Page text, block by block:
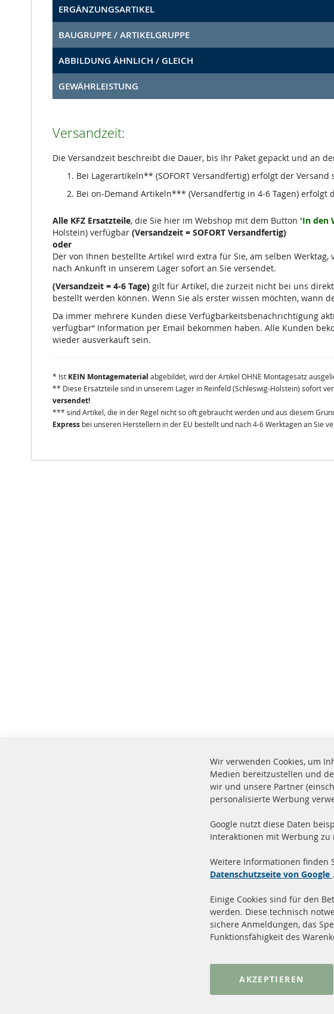
ERGÄNZUNGSARTIKEL
BAUGRUPPE / ARTIKELGRUPPE
ABBILDUNG ÄHNLICH / GLEICH
GEWÄHRLEISTUNG
Versandzeit:
Die Versandzeit beschreibt die Dauer, bis Ihr Paket gepackt und an
Bei Lagerartikeln** (SOFORT Versandfertig) erfolgt der
Bei on-Demand Artikeln*** (Versandfertig in 4-6 Tagen)
Alle KFZ Ersatzteile, die Sie hier im Webshop mit dem Button 'In den
Holstein) verfügbar (Versandzeit = SOFORT Versandfertig)
oder
Der von Ihnen bestellte Artikel wird extra für Sie, am selben
nach Ankunft in unserem Lager sofort an Sie versendet.
(Versandzeit = 4-6 Tage) gilt für Artikel, die zurzeit nicht bei uns
bestellt werden können. Wenn Sie als erster wissen möchten,
Da immer mehrere Kunden diese Verfügbarkeitsbenachrichtigung
verfügbar“ Information per Email bekommen haben. Alle Kunden
wieder ausverkauft sein.
* Ist KEIN Montagematerial abgebildet, wird der Artikel OHNE Montagesatz
** Diese Ersatzteile sind in unserem Lager in Reinfeld (Schleswig-Holstein) sofort
versendet!
*** sind Artikel, die in der Regel nicht so oft gebraucht werden und aus diesem
Express bei unseren Herstellern in der EU bestellt und nach 4-6 Werktagen an Sie
Versand innerhalb
Produkte auf Lager
Quick
Katalysator
Wir verwenden Cookies, um
Medien bereitzustellen und
wir und unsere Partner
personalisierte Werbung
Google nutzt diese Daten
Interaktionen mit Werbung zu
Weitere Informationen finden
Datenschutzseite von Google .
Einige Cookies sind für den
werden. Diese technisch
sichere Anmeldungen, das
Funktionsfähigkeit des
AKZEPTIEREN